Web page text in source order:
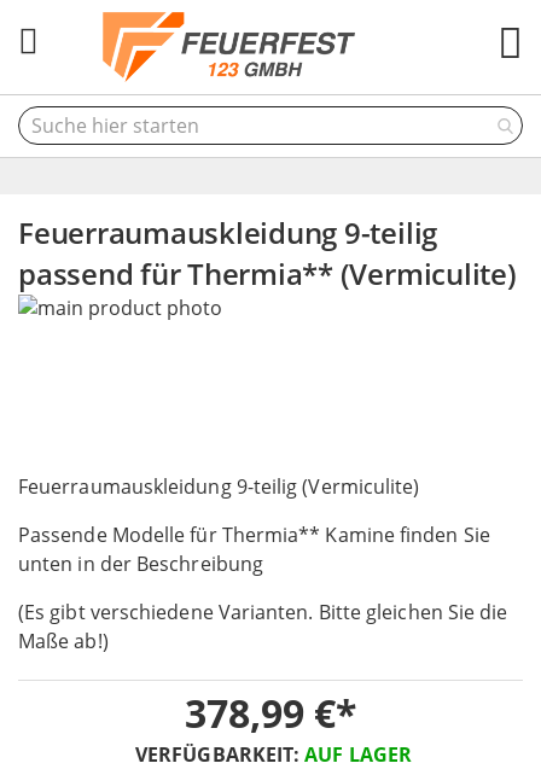
Feuerraumauskleidung 9-teilig
passend für Thermia** (Vermiculite)
Feuerraumauskleidung 9-teilig (Vermiculite)
Passende Modelle für Thermia** Kamine finden Sie
unten in der Beschreibung
(Es gibt verschiedene Varianten. Bitte gleichen Sie die
Maße ab!)
VERFÜGBARKEIT:AUF LAGER
378,99 €
Skip
gallery
to
beginning
of
images
gallery